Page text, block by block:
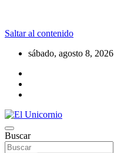
Saltar al contenido
sábado, agosto 8, 2026
El Unicornio
La realidad supera la fantasía
Buscar